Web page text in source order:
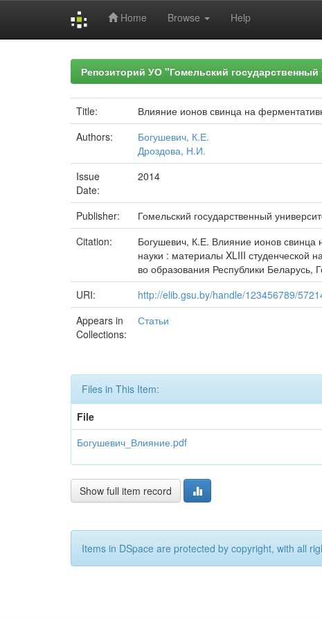
Home Browse Help
Репозиторий УО "Гомельский
Title:
Влияние ионов свинца на
Authors:
Богушевич, К.Е.
Дроздова, Н.И.
Issue
Date:
2014
Publisher:
Гомельский государственный
Citation:
Богушевич, К.Е. Влияние ионов свинца
науки : материалы XLIII студенческой
во образования Республики
URI:
http://elib.gsu.by/handle/123456789/
Appears in
Collections:
Статьи
Files in This Item:
File
Богушевич_Влияние.pdf
Show full item record
Items in DSpace are protected by copyright, with all